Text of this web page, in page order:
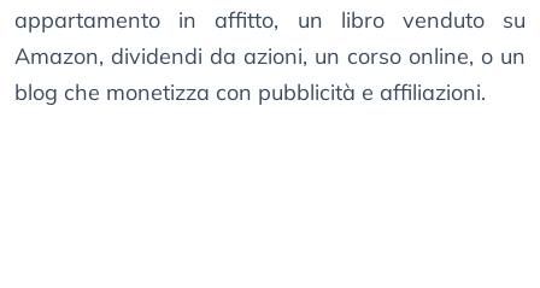
appartamento in affitto, un libro venduto su
Amazon, dividendi da azioni, un corso online, o un
blog che monetizza con pubblicità e affiliazioni.